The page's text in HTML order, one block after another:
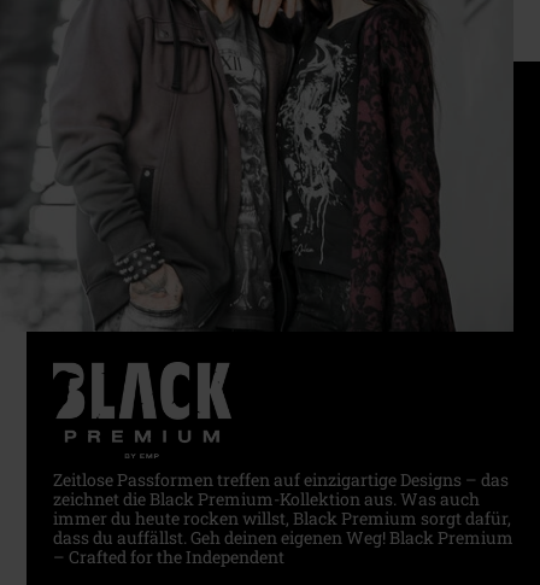
Zeitlose Passformen treffen auf einzigartige Designs – das
zeichnet die Black Premium-Kollektion aus. Was auch
immer du heute rocken willst, Black Premium sorgt dafür,
dass du auffällst. Geh deinen eigenen Weg! Black Premium
– Crafted for the Independent